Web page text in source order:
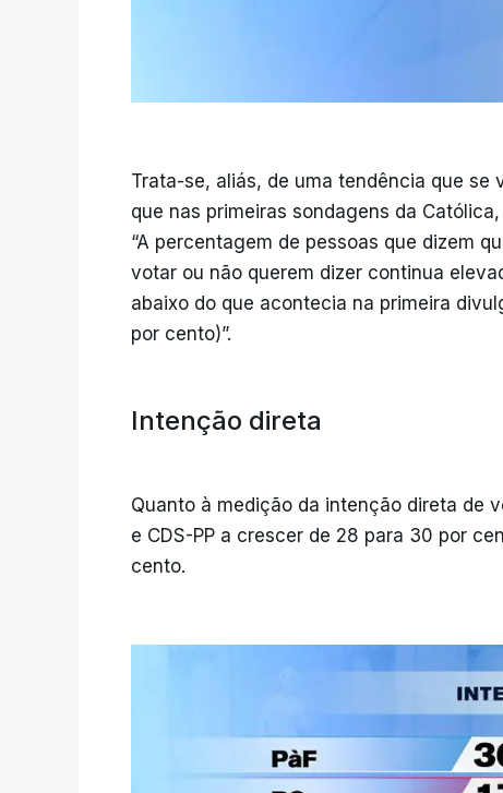
Trata-se, aliás, de uma tendência que
que nas primeiras sondagens da
“A percentagem de pessoas que dizem
votar ou não querem dizer continua
abaixo do que acontecia na primeira
por cento)”.
Intenção direta
Quanto à medição da intenção direta de
e CDS-PP a crescer de 28 para 30 por
cento.